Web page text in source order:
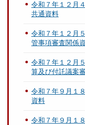
令和７年１２月
共通資料
令和７年１２月
管事項審査関係
令和７年１２月
算及び付託議案
令和７年９月１
資料
令和７年９月１